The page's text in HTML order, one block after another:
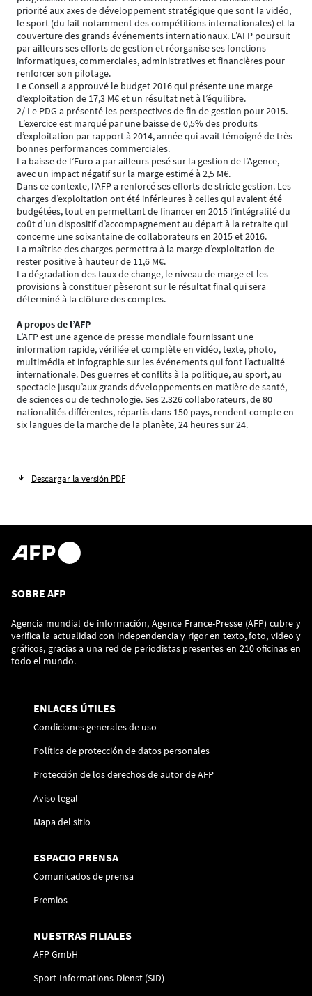
priorité aux axes de développement stratégique que sont la vidéo,
le sport (du fait notamment des compétitions internationales) et la
couverture des grands événements internationaux. L’AFP poursuit
par ailleurs ses efforts de gestion et réorganise ses fonctions
informatiques, commerciales, administratives et financières pour
renforcer son pilotage.
Le Conseil a approuvé le budget 2016 qui présente une marge
d’exploitation de 17,3 M€ et un résultat net à l’équilibre.
2/ Le PDG a présenté les perspectives de fin de gestion pour 2015.
L’exercice est marqué par une baisse de 0,5% des produits
d’exploitation par rapport à 2014, année qui avait témoigné de très
bonnes performances commerciales.
La baisse de l’Euro a par ailleurs pesé sur la gestion de l’Agence,
avec un impact négatif sur la marge estimé à 2,5 M€.
Dans ce contexte, l’AFP a renforcé ses efforts de stricte gestion. Les
charges d’exploitation ont été inférieures à celles qui avaient été
budgétées, tout en permettant de financer en 2015 l’intégralité du
coût d’un dispositif d’accompagnement au départ à la retraite qui
concerne une soixantaine de collaborateurs en 2015 et 2016.
La maîtrise des charges permettra à la marge d’exploitation de
rester positive à hauteur de 11,6 M€.
La dégradation des taux de change, le niveau de marge et les
provisions à constituer pèseront sur le résultat final qui sera
déterminé à la clôture des comptes.
A propos de l’AFP
L’AFP est une agence de presse mondiale fournissant une
information rapide, vérifiée et complète en vidéo, texte, photo,
multimédia et infographie sur les événements qui font l’actualité
internationale. Des guerres et conflits à la politique, au sport, au
spectacle jusqu’aux grands développements en matière de santé,
de sciences ou de technologie. Ses 2.326 collaborateurs, de 80
nationalités différentes, répartis dans 150 pays, rendent compte en
six langues de la marche de la planète, 24 heures sur 24.
Descargar la versión PDF
SOBRE AFP
Agencia mundial de información, Agence France-Presse (AFP) cubre y
verifica la actualidad con independencia y rigor en texto, foto, video y
gráficos, gracias a una red de periodistas presentes en 210 oficinas en
todo el mundo.
ENLACES ÚTILES
Condiciones generales de uso
Política de protección de datos personales
Protección de los derechos de autor de AFP
Aviso legal
Mapa del sitio
ESPACIO PRENSA
Comunicados de prensa
Premios
NUESTRAS FILIALES
AFP GmbH
Sport-Informations-Dienst (SID)